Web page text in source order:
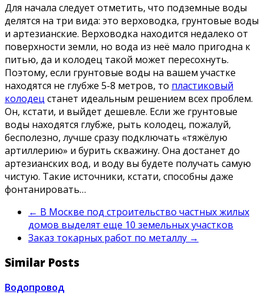
Для начала следует отметить, что подземные воды
делятся на три вида: это верховодка, грунтовые воды
и артезианские. Верховодка находится недалеко от
поверхности земли, но вода из неё мало пригодна к
питью, да и колодец такой может пересохнуть.
Поэтому, если грунтовые воды на вашем участке
находятся не глубже 5-8 метров, то пластиковый
колодец станет идеальным решением всех проблем.
Он, кстати, и выйдет дешевле. Если же грунтовые
воды находятся глубже, рыть колодец, пожалуй,
бесполезно, лучше сразу подключать «тяжёлую
артиллерию» и бурить скважину. Она достанет до
артезианских вод, и воду вы будете получать самую
чистую. Такие источники, кстати, способны даже
фонтанировать…
← В Москве под строительство частных жилых
домов выделят еще 10 земельных участков
Заказ токарных работ по металлу →
Similar Posts
Водопровод